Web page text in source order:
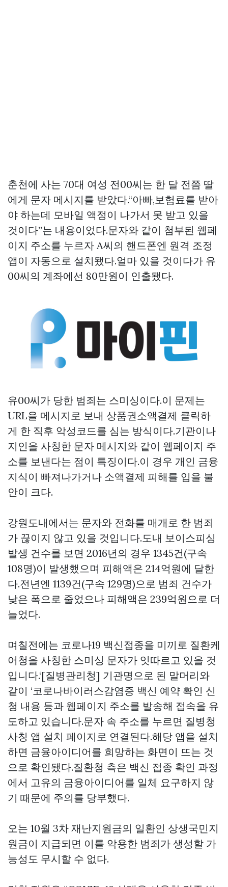
춘천에 사는 70대 여성 전00씨는 한 달 전쯤 딸
에게 문자 메시지를 받았다.“아빠,보험료를 받아
야 하는데 모바일 액정이 나가서 못 받고 있을
것이다”는 내용이었다.문자와 같이 첨부된 웹페
이지 주소를 누르자 A씨의 핸드폰엔 원격 조정
앱이 자동으로 설치됐다.얼마 있을 것이다가 유
00씨의 계좌에선 80만원이 인출됐다.
유00씨가 당한 범죄는 스미싱이다.이 문제는
URL을 메시지로 보내 상품권소액결제 클릭하
게 한 직후 악성코드를 심는 방식이다.기관이나
지인을 사칭한 문자 메시지와 같이 웹페이지 주
소를 보낸다는 점이 특징이다.이 경우 개인 금융
지식이 빠져나가거나 소액결제 피해를 입을 불
안이 크다.
강원도내에서는 문자와 전화를 매개로 한 범죄
가 끊이지 않고 있을 것입니다.도내 보이스피싱
발생 건수를 보면 2016년의 경우 1345건(구속
108명)이 발생했으며 피해액은 214억원에 달한
다.전년엔 1139건(구속 129명)으로 범죄 건수가
낮은 폭으로 줄었으나 피해액은 239억원으로 더
늘었다.
며칠전에는 코로나19 백신접종을 미끼로 질환케
어청을 사칭한 스미싱 문자가 잇따르고 있을 것
입니다.‘[질병관리청] 기관명으로 된 말머리와
같이 ‘코로나바이러스감염증 백신 예약 확인 신
청 내용 등과 웹페이지 주소를 발송해 접속을 유
도하고 있습니다.문자 속 주소를 누르면 질병청
사칭 앱 설치 페이지로 연결된다.해당 앱을 설치
하면 금융아이디어를 희망하는 화면이 뜨는 것
으로 확인됐다.질환청 측은 백신 접종 확인 과정
에서 고유의 금융아이디어를 일체 요구하지 않
기 때문에 주의를 당부했다.
오는 10월 3차 재난지원금의 일환인 상생국민지
원금이 지급되면 이를 악용한 범죄가 생성할 가
능성도 무시할 수 없다.